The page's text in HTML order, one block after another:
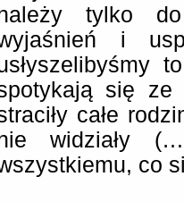
tylko
i
się ze
całe
widziały
co